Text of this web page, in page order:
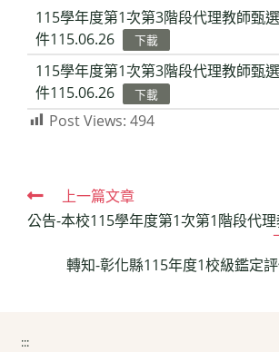
115學年度第1次第3階段代理教師甄
件115.06.26
下載
115學年度第1次第3階段代理教師甄
件115.06.26
下載
Post Views: 494
Read
more
articles
上一篇文章
公告-本校115學年度第1次第1階段代
轉知-彰化縣115年度1校級鑑定
:::